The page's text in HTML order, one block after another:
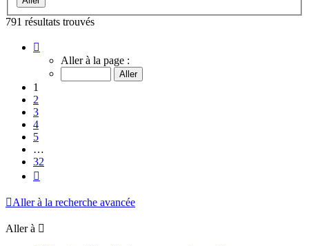
791 résultats trouvés
sur
Aller à la page :
1
2
3
4
5
…
32
Aller à la recherche avancée
Aller à